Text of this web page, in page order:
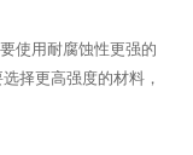
使用耐腐蚀性更强的
择更高强度的材料，